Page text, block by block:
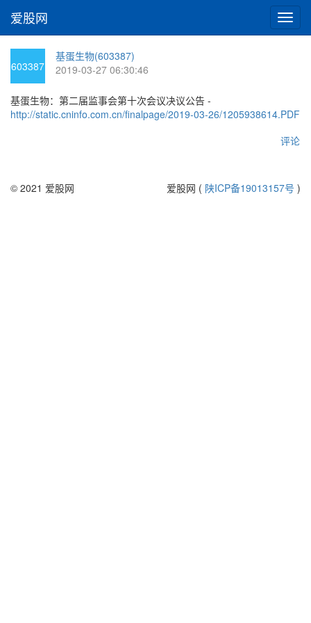
切
换
爱股网
603387
基蛋生物(603387)
2019-03-27 06:30:46
基蛋生物：第二届监事会第十次会议决议公告 -
http://static.cninfo.com.cn/finalpage/2019-03-26/1205938614.PDF
评论
© 2021 爱股网 爱股网 ( 陕ICP备19013157号 )